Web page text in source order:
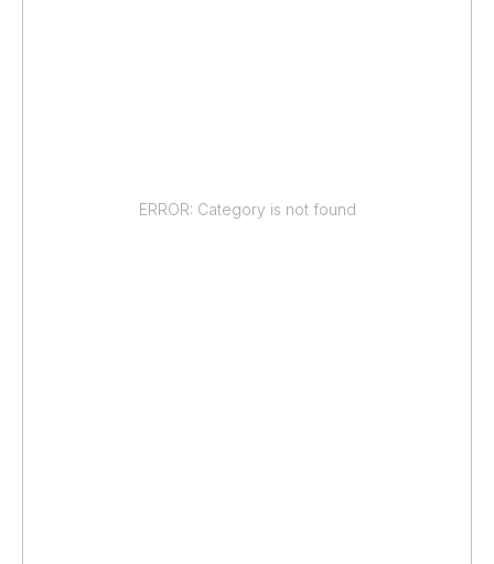
ERROR: Category is not found